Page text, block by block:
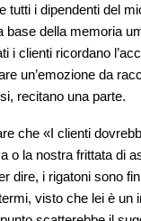
i dipendenti del
base della memoria
i clienti ricordano
un’emozione da
recitano una parte.
che «I clienti
o la nostra frittata di
dire, i rigatoni sono
visto che lei è un